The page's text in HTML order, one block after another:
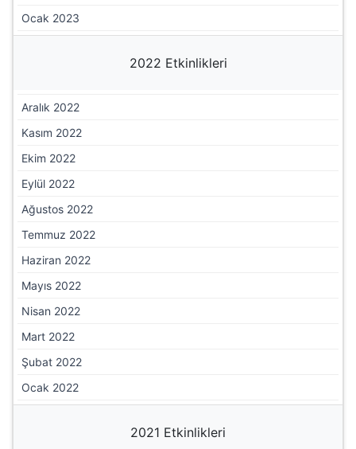
Ocak 2023
2022 Etkinlikleri
Aralık 2022
Kasım 2022
Ekim 2022
Eylül 2022
Ağustos 2022
Temmuz 2022
Haziran 2022
Mayıs 2022
Nisan 2022
Mart 2022
Şubat 2022
Ocak 2022
2021 Etkinlikleri